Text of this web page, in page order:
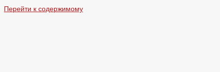
Перейти к содержимому